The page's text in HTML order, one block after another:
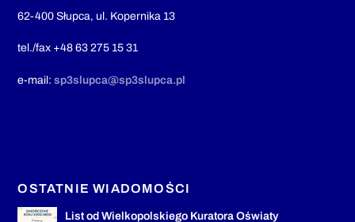
62-400 Słupca, ul. Kopernika 13
tel./fax +48 63 275 15 31
e-mail:sp3slupca@sp3slupca.pl
OSTATNIE WIADOMOŚCI
List od Wielkopolskiego Kuratora Oświaty